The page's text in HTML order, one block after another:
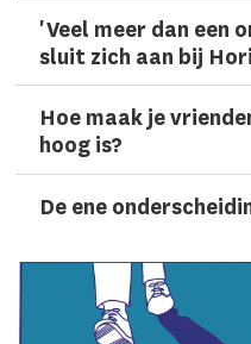
'Veel meer dan een
sluit zich aan bij
Hoe maak je
hoog is?
De ene